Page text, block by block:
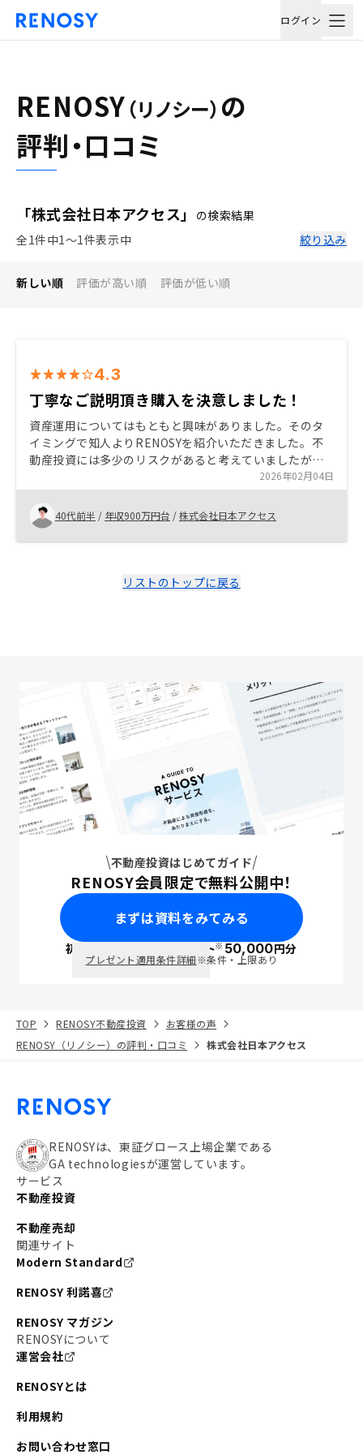
ログイン
RENOSY （リノシー） の
評判・口コミ
「株式会社日本アクセス」
の検索結果
全1件中1〜1件表示中
絞り込み
新しい順 評価が高い順 評価が低い順
4.3
丁寧なご説明頂き購入を決意しました！
資産運用についてはもともと興味がありました。そのタ
イミングで知人よりRENOSYを紹介いただきました。不
動産投資には多少のリスクがあると考えていましたが、
丁寧にご説明頂き、最終的に購入する事になりました。
2026年02月04日
40代前半 / 年収900万円台 /株式会社日本アクセス
リストのトップに戻る
不動産投資はじめてガイド
RENOSY会員限定で無料公開中！
まずは資料をみてみる
初回面談で ポイント※50,000円分
プレゼント適用条件詳細※条件・上限あり
TOP RENOSY不動産投資
お客様の声
RENOSY（リノシー）の評判・口コミ
株式会社日本アクセス
RENOSYは、東証グロース上場企業である
GA technologiesが運営しています。
サービス
不動産投資
不動産売却
関連サイト
Modern Standard
RENOSY 利諾喜
RENOSY マガジン
RENOSYについて
運営会社
RENOSYとは
利用規約
お問い合わせ窓口